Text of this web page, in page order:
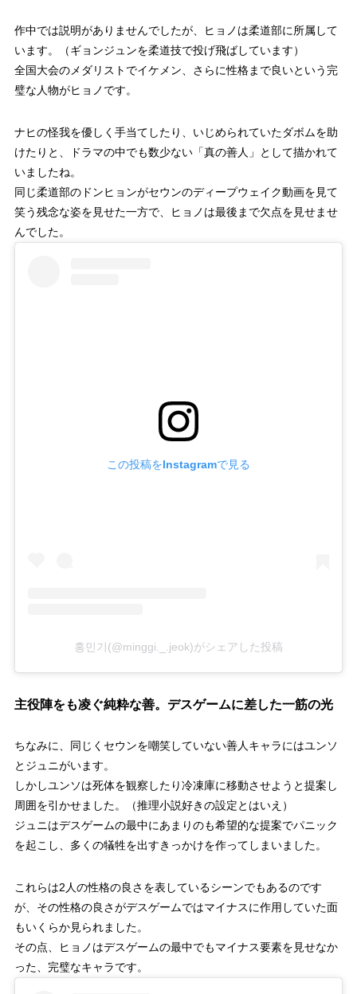
作中では説明がありませんでしたが、ヒョノは柔道部に所属して
います。（ギョンジュンを柔道技で投げ飛ばしています）
全国大会のメダリストでイケメン、さらに性格まで良いという完
璧な人物がヒョノです。
ナヒの怪我を優しく手当てしたり、いじめられていたダボムを助
けたりと、ドラマの中でも数少ない「真の善人」として描かれて
いましたね。
同じ柔道部のドンヒョンがセウンのディープウェイク動画を見て
笑う残念な姿を見せた一方で、ヒョノは最後まで欠点を見せませ
んでした。
この投稿をInstagramで見る
홍민기(@minggi._.jeok)がシェアした投稿
主役陣をも凌ぐ純粋な善。デスゲームに差した一筋の光
ちなみに、同じくセウンを嘲笑していない善人キャラにはユンソ
とジュニがいます。
しかしユンソは死体を観察したり冷凍庫に移動させようと提案し
周囲を引かせました。（推理小説好きの設定とはいえ）
ジュニはデスゲームの最中にあまりのも希望的な提案でパニック
を起こし、多くの犠牲を出すきっかけを作ってしまいました。
これらは2人の性格の良さを表しているシーンでもあるのです
が、その性格の良さがデスゲームではマイナスに作用していた面
もいくらか見られました。
その点、ヒョノはデスゲームの最中でもマイナス要素を見せなか
った、完璧なキャラです。